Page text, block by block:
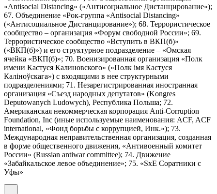
«Antisocial Distancing» («Антисоциальное Дистанцирование»);
67. Объединение «Рок-группа «Antisocial Distancing»
(«Антисоциальное Дистанцирование»); 68. Террористическое
сообщество – организация «Форум свободной России»; 69.
Террористическое сообщество «Вступить в ВКП(б)»
(«ВКП(б)») и его структурное подразделение – «Омская
ячейка «ВКП(б)»; 70. Военизированная организация «Полк
имени Кастуся Калиновского» («Полк iмя Кастуся
Калiноўскага») с входящими в нее структурными
подразделениями; 71. Незарегистрированная иностранная
организация «Съезд народных депутатов» (Kongres
Deputowanych Ludowych), Республика Польша; 72.
Американская некоммерческая корпорация Anti-Corruption
Foundation, Inc (иные используемые наименования: ACF, ACF
international, «Фонд борьбы с коррупцией, Инк.»); 73.
Международная неправительственная организация, созданная
в форме общественного движения, «Антивоенный комитет
России» (Russian antiwar committee); 74. Движение
«Забайкальское левое объединение»; 75. «SxE Соратники с
Уфы»